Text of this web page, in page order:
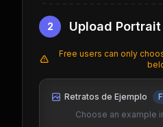
2 Upload Portrait
Free users can only
Retratos de Ejemplo
Choose an example